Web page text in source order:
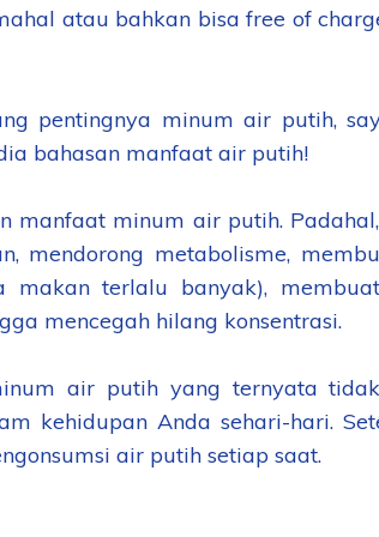
atau bahkan bisa free of
pentingnya minum air putih,
bahasan manfaat air putih!
manfaat minum air putih.
mendorong metabolisme,
makan terlalu banyak),
mencegah hilang konsentrasi.
air putih yang ternyata
kehidupan Anda sehari-hari.
air putih setiap saat.